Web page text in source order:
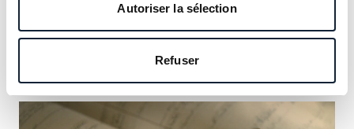
Autoriser la sélection
Refuser
notre héritage et saisissez l’occasion d’y inscrire le vôtre.